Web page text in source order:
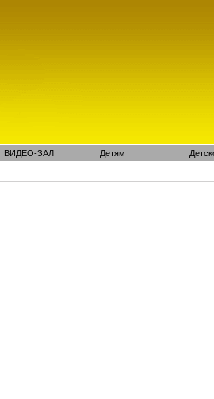
ВИДЕО-ЗАЛ Детям